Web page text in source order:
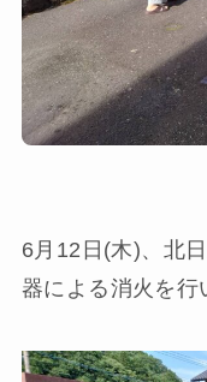
6月12日(木)、北
器による消火を行